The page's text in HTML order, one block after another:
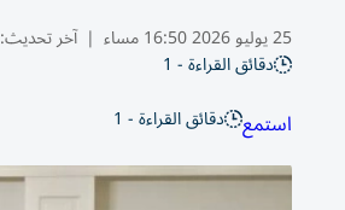
25 يوليو 2026 16:50 مساء | آخر تحديث:
دقائق القراءة - 1
استمع دقائق القراءة - 1